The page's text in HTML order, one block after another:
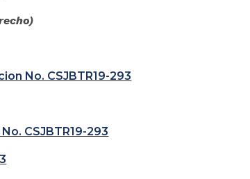
No. CSJBTR19-293
CSJBTR19-293
3